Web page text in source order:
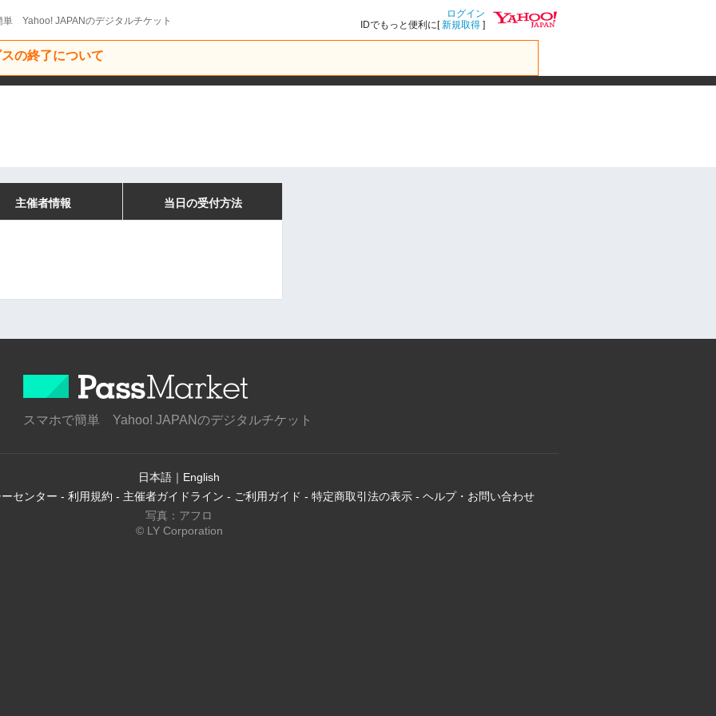
単 Yahoo! JAPANのデジタルチケット
ログイン
IDでもっと便利に[新規取得 ]
の終了について
主催者情報 当日の受付方法
スマホで簡単 Yahoo! JAPANのデジタルチケット
日本語 ｜ English
センター - 利用規約 - 主催者ガイドライン - ご利用ガイド - 特定商取引法の表示 - ヘルプ・お問い合わせ
写真：アフロ
© LY Corporation